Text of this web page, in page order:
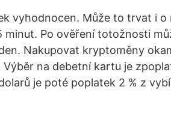
vyhodnocen. Může to trvat i o
minut. Po ověření totožnosti
Nakupovat kryptoměny
na debetní kartu je
je poté poplatek 2 % z